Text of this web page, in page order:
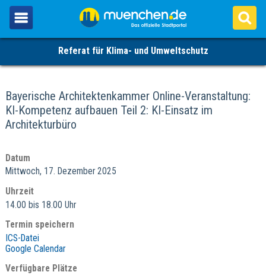
Referat für Klima- und Umweltschutz
Bayerische Architektenkammer Online-Veranstaltung:
KI-Kompetenz aufbauen Teil 2: KI-Einsatz im
Architekturbüro
Datum
Mittwoch, 17. Dezember 2025
Uhrzeit
14.00 bis 18.00 Uhr
Termin speichern
ICS-Datei
Google Calendar
Verfügbare Plätze